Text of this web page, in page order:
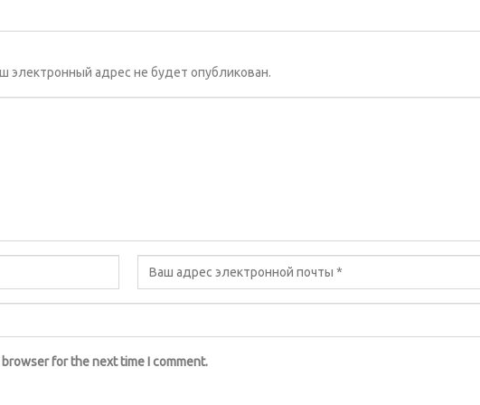
электронный адрес не будет опубликован.
for the next time I comment.